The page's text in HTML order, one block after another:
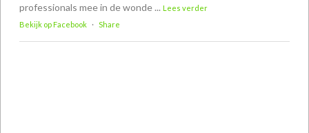
professionals mee in de wonde ... Lees verder
Bekijk op Facebook · Share